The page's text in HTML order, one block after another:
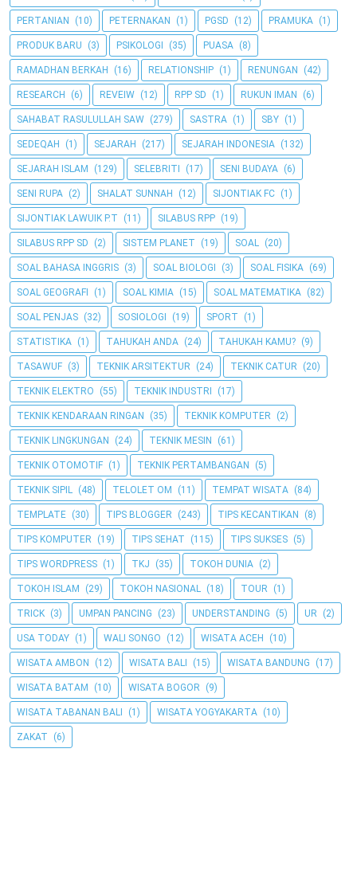
PERTANIAN (10) PETERNAKAN (1) PGSD (12) PRAMUKA (1)
PRODUK BARU (3) PSIKOLOGI (35) PUASA (8)
RAMADHAN BERKAH (16) RELATIONSHIP (1) RENUNGAN (42)
RESEARCH (6) REVEIW (12) RPP SD (1) RUKUN IMAN (6)
SAHABAT RASULULLAH SAW (279) SASTRA (1) SBY (1)
SEDEQAH (1) SEJARAH (217) SEJARAH INDONESIA (132)
SEJARAH ISLAM (129) SELEBRITI (17) SENI BUDAYA (6)
SENI RUPA (2) SHALAT SUNNAH (12) SIJONTIAK FC (1)
SIJONTIAK LAWUIK P.T (11) SILABUS RPP (19)
SILABUS RPP SD (2) SISTEM PLANET (19) SOAL (20)
SOAL BAHASA INGGRIS (3) SOAL BIOLOGI (3) SOAL FISIKA (69)
SOAL GEOGRAFI (1) SOAL KIMIA (15) SOAL MATEMATIKA (82)
SOAL PENJAS (32) SOSIOLOGI (19) SPORT (1)
STATISTIKA (1) TAHUKAH ANDA (24) TAHUKAH KAMU? (9)
TASAWUF (3) TEKNIK ARSITEKTUR (24) TEKNIK CATUR (20)
TEKNIK ELEKTRO (55) TEKNIK INDUSTRI (17)
TEKNIK KENDARAAN RINGAN (35) TEKNIK KOMPUTER (2)
TEKNIK LINGKUNGAN (24) TEKNIK MESIN (61)
TEKNIK OTOMOTIF (1) TEKNIK PERTAMBANGAN (5)
TEKNIK SIPIL (48) TELOLET OM (11) TEMPAT WISATA (84)
TEMPLATE (30) TIPS BLOGGER (243) TIPS KECANTIKAN (8)
TIPS KOMPUTER (19) TIPS SEHAT (115) TIPS SUKSES (5)
TIPS WORDPRESS (1) TKJ (35) TOKOH DUNIA (2)
TOKOH ISLAM (29) TOKOH NASIONAL (18) TOUR (1)
TRICK (3) UMPAN PANCING (23) UNDERSTANDING (5) UR (2)
USA TODAY (1) WALI SONGO (12) WISATA ACEH (10)
WISATA AMBON (12) WISATA BALI (15) WISATA BANDUNG (17)
WISATA BATAM (10) WISATA BOGOR (9)
WISATA TABANAN BALI (1) WISATA YOGYAKARTA (10)
ZAKAT (6)